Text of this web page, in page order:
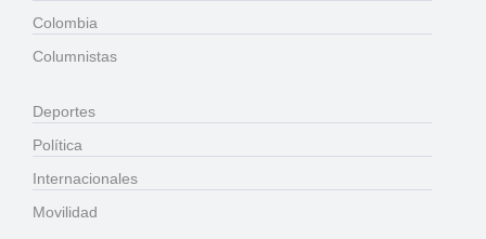
Colombia
Columnistas
Deportes
Política
Internacionales
Movilidad